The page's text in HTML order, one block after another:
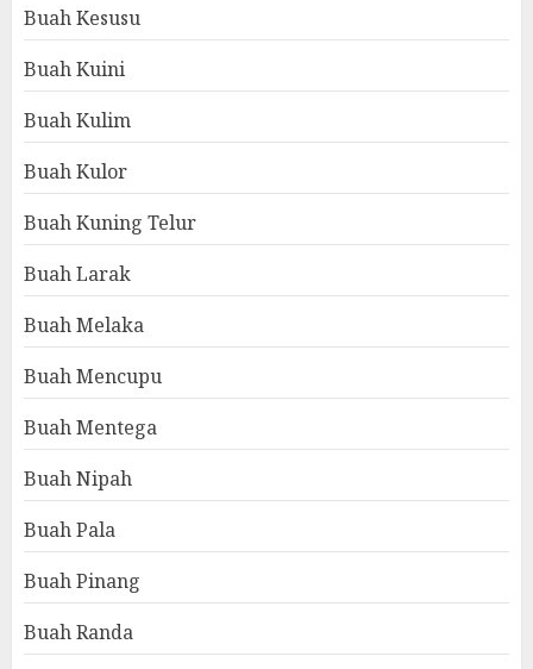
Buah Kesusu
Buah Kuini
Buah Kulim
Buah Kulor
Buah Kuning Telur
Buah Larak
Buah Melaka
Buah Mencupu
Buah Mentega
Buah Nipah
Buah Pala
Buah Pinang
Buah Randa